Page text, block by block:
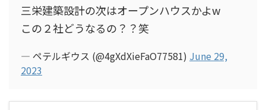
三栄建築設計の次はオープンハウスかよw
この２社どうなるの？？笑
— ペテルギウス (@4gXdXieFaO77581) June 29,
2023